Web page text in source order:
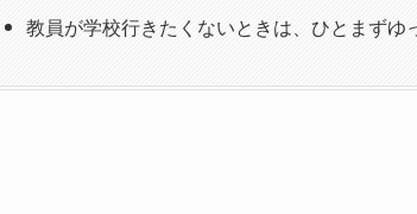
教員が学校行きたくないときは、ひとまずゆ